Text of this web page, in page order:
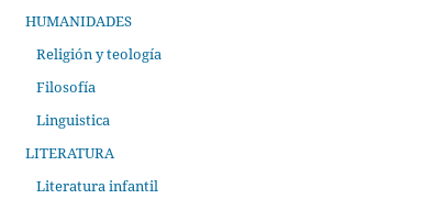
HUMANIDADES
Religión y teología
Filosofía
Linguistica
LITERATURA
Literatura infantil